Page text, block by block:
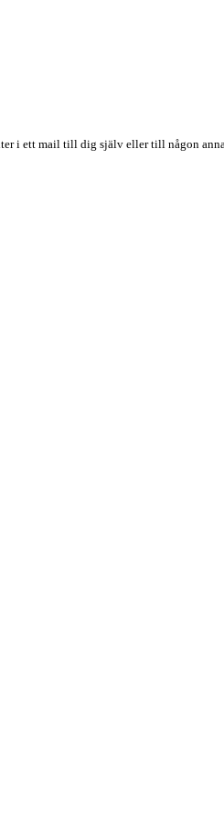
i ett mail till dig själv eller till någon